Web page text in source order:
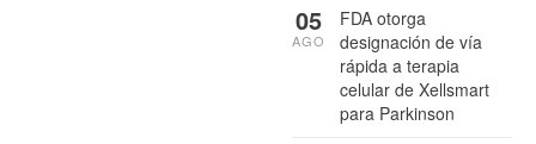
FDA otorga
designación de vía
rápida a terapia
celular de Xellsmart
para Parkinson
05
AGO